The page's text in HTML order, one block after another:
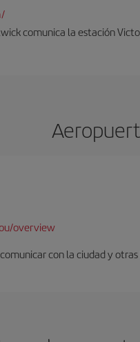
comunica la estación
overview
con la ciudad y